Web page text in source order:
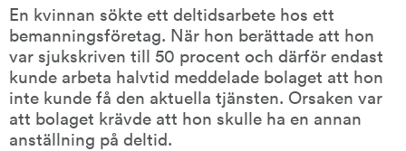
En kvinnan sökte ett deltidsarbete hos ett
bemanningsföretag. När hon berättade att hon
var sjukskriven till 50 procent och därför endast
kunde arbeta halvtid meddelade bolaget att hon
inte kunde få den aktuella tjänsten. Orsaken var
att bolaget krävde att hon skulle ha en annan
anställning på deltid.